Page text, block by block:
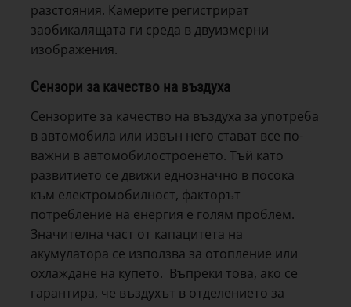
разстояния. Камерите регистрират
заобикалящата ги среда в двуизмерни
изображения.
Сензори за качество на въздуха
Сензорите за качество на въздуха за употреба
в автомобила или извън него стават все по-
важни в автомобилостроенето. Тъй като
развитието се движи еднозначно в посока
към електромобилност, факторът
потребление на енергия е голям проблем.
Значителна част от капацитета на
акумулатора се използва за отопление или
охлаждане на купето. Въпреки това, ако се
гарантира, че въздухът в отделението за